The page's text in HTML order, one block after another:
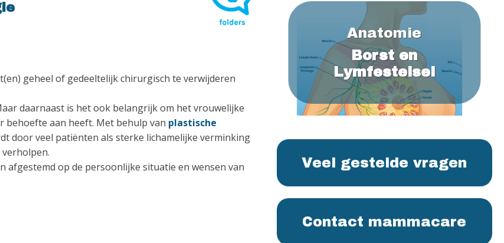
geheel of gedeeltelijk chirurgisch te verwijderen
daarnaast is het ook belangrijk om het vrouwelijke
behoefte aan heeft. Met behulp van plastische
door veel patiënten als sterke lichamelijke verminking
afgestemd op de persoonlijke situatie en wensen van
Anatomie
Borst en
Lymfestelsel
Veel gestelde vragen
Contact mammacare